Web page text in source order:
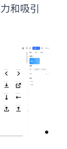
和吸引